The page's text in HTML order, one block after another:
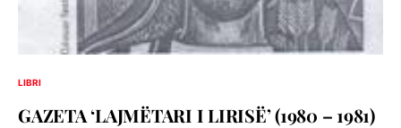
LIBRI
GAZETA ‘LAJMËTARI I LIRISË’ (1980 – 1981)